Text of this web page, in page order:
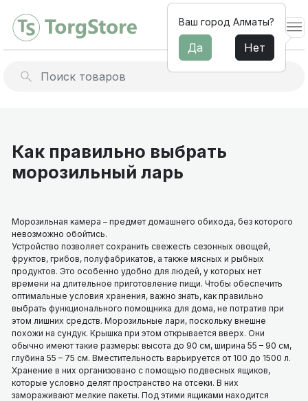
Электромеханическое
оборудование
для
Мебель
из
нержавеющей
стали
для
общепита
Коммерческое
холодильное
оборудование
Коммерческое
морозильное
оборудование
коктейлей
Профессиональные
Архив товараов
Профессиональные блендеры
Диспенсеры для напитков
Сокоохладители
Фризеры для мороженого
Аппарат для сладкой ваты
Как правильно выбрать
морозильный ларь
Морозильная камера – предмет домашнего обихода, без которого
невозможно обойтись.
Устройство позволяет сохранить свежесть сезонных овощей,
фруктов, грибов, полуфабрикатов, а также мясных и рыбных
продуктов. Это особенно удобно для людей, у которых нет
времени на длительное приготовление пищи. Чтобы обеспечить
оптимальные условия хранения, важно знать, как правильно
выбрать функционального помощника для дома, не потратив при
этом лишних средств. Морозильные лари, поскольку внешне
похожи на сундук. Крышка при этом открывается вверх. Они
обычно имеют такие размеры: высота до 90 см, ширина 55 – 90 см,
глубина 55 – 75 см. Вместительность варьируется от 100 до 1500 л.
Хранение в них организовано с помощью подвесных ящиков,
которые условно делят пространство на отсеки. В них
замораживают мелкие пакеты. Под этими ящиками находится
Ваш город Алматы?
Да Нет